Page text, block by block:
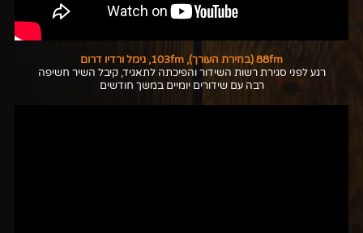
רגע לפני סגירת רשות השידור והפיכתה לתאגיד, קיבל השיר חשיפה
רבה עם שידורים יומיים במשך חודשים